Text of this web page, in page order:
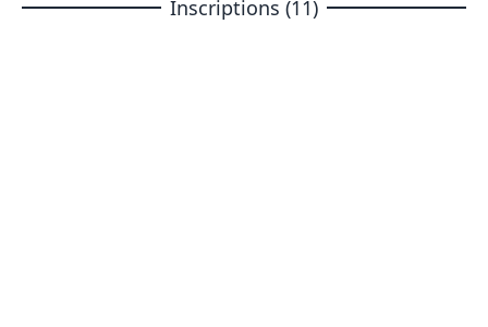
Inscriptions (11)